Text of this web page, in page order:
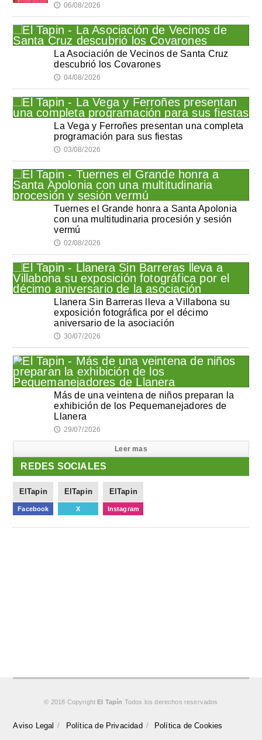
🕔 06/08/2026
La Asociación de Vecinos de Santa Cruz
descubrió los Covarones
🕔 04/08/2026
La Vega y Ferroñes presentan una completa
programación para sus fiestas
🕔 03/08/2026
Tuernes el Grande honra a Santa Apolonia
con una multitudinaria procesión y sesión
vermú
🕔 02/08/2026
Llanera Sin Barreras lleva a Villabona su
exposición fotográfica por el décimo
aniversario de la asociación
🕔 30/07/2026
Más de una veintena de niños preparan la
exhibición de los Pequemanejadores de
Llanera
🕔 29/07/2026
Leer mas
REDES SOCIALES
ElTapin
Facebook
ElTapin
X
ElTapin
Instagram
© 2018 Copyright El Tapín Todos los derechos reservados
Aviso Legal Política de Privacidad Política de Cookies